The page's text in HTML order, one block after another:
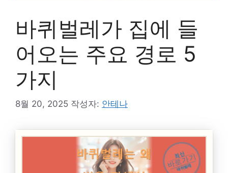
바퀴벌레가 집에 들
어오는 주요 경로 5
가지
8월 20, 2025 작성자: 안테나
최신
바로가기
바퀴벌레